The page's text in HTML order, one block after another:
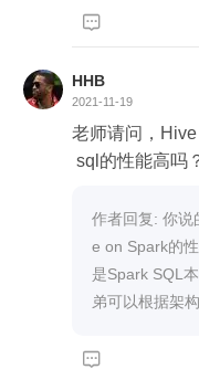

HHB
2021-11-19
老师请问，
sql的性能高吗
作者回复: 你说
e on Spark的
是Spark SQL
弟可以根据架
